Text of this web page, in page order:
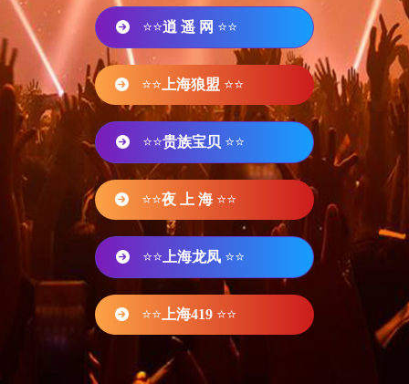
⭐⭐逍 遥 网 ⭐⭐
⭐⭐ 上海狼盟 ⭐⭐
⭐⭐贵族宝贝 ⭐⭐
⭐⭐夜 上 海 ⭐⭐
⭐⭐ 上海龙凤 ⭐⭐
⭐⭐ 上海419 ⭐⭐